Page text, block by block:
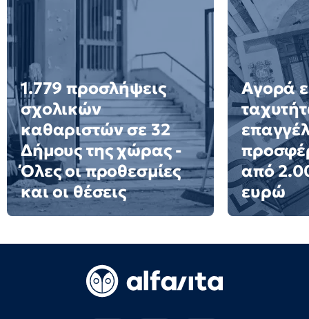
1.779 προσλήψεις
σχολικών
καθαριστών σε 32
Δήμους της χώρας -
Όλες οι προθεσμίες
και οι θέσεις
Αγορά
από
ευρώ